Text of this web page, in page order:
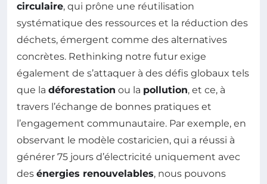
circulaire, qui prône une réutilisation
systématique des ressources et la réduction des
déchets, émergent comme des alternatives
concrètes. Rethinking notre futur exige
également de s’attaquer à des défis globaux tels
que la déforestation ou la pollution, et ce, à
travers l’échange de bonnes pratiques et
l’engagement communautaire. Par exemple, en
observant le modèle costaricien, qui a réussi à
générer 75 jours d’électricité uniquement avec
des énergies renouvelables, nous pouvons